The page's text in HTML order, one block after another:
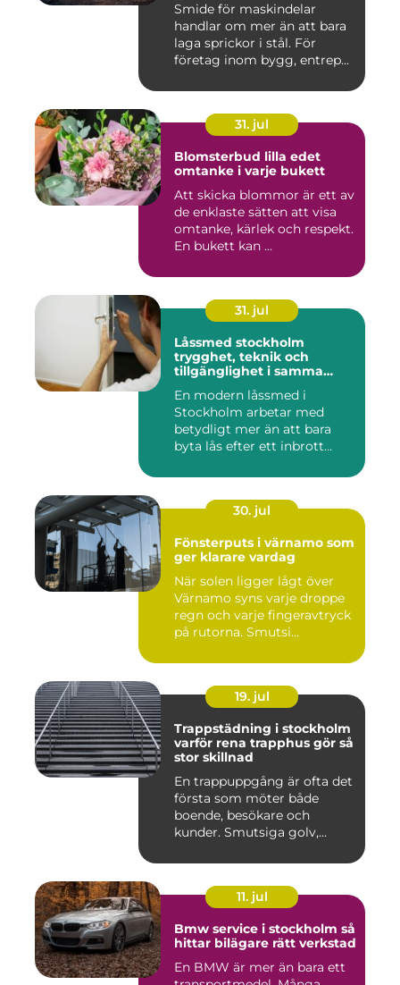
Smide för maskindelar
handlar om mer än att bara
laga sprickor i stål. För
företag inom bygg, entrep...
31. jul
Blomsterbud lilla edet
omtanke i varje bukett
Att skicka blommor är ett av
de enklaste sätten att visa
omtanke, kärlek och respekt.
En bukett kan ...
31. jul
Låssmed stockholm
trygghet, teknik och
tillgänglighet i samma
En modern låssmed i
Stockholm arbetar med
betydligt mer än att bara
byta lås efter ett inbrott
30. jul
Fönsterputs i värnamo som
ger klarare vardag
När solen ligger lågt över
Värnamo syns varje droppe
regn och varje fingeravtryck
på rutorna. Smutsi...
19. jul
Trappstädning i stockholm
varför rena trapphus gör så
stor skillnad
En trappuppgång är ofta det
första som möter både
boende, besökare och
kunder. Smutsiga golv,
11. jul
Bmw service i stockholm så
hittar bilägare rätt verkstad
En BMW är mer än bara ett